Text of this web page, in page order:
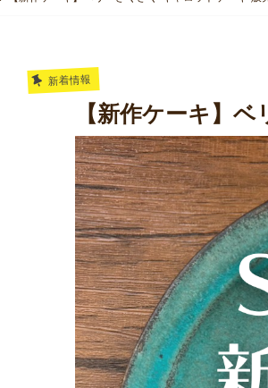
新着情報
【新作ケーキ】